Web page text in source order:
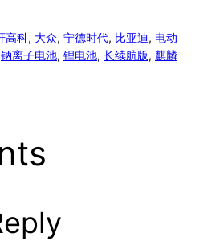
高科, 大众, 宁德时代, 比亚迪, 电动
钠离子电池, 锂电池, 长续航版, 麒麟